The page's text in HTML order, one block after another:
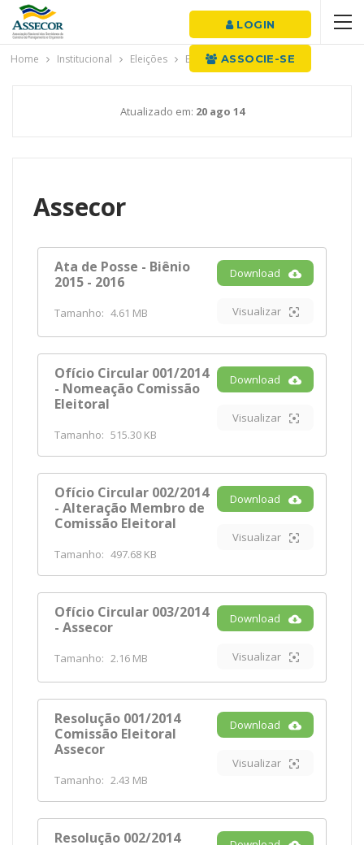
LOGIN
ASSOCIE-SE
Home Institucional Eleições Eleições 2014
Atualizado em: 20 ago 14
Assecor
Ata de Posse - Biênio
2015 - 2016
Tamanho: 4.61 MB
Download
Visualizar
Ofício Circular 001/2014
- Nomeação Comissão
Eleitoral
Tamanho: 515.30 KB
Download
Visualizar
Ofício Circular 002/2014
- Alteração Membro de
Comissão Eleitoral
Tamanho: 497.68 KB
Download
Visualizar
Ofício Circular 003/2014
- Assecor
Tamanho: 2.16 MB
Download
Visualizar
Resolução 001/2014
Comissão Eleitoral
Assecor
Tamanho: 2.43 MB
Download
Visualizar
Resolução 002/2014